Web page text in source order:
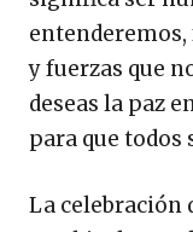
y fuerzas que
deseas la paz
para que todos
La celebración